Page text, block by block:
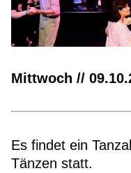
Mittwoch //
Es findet ein
Tänzen statt.